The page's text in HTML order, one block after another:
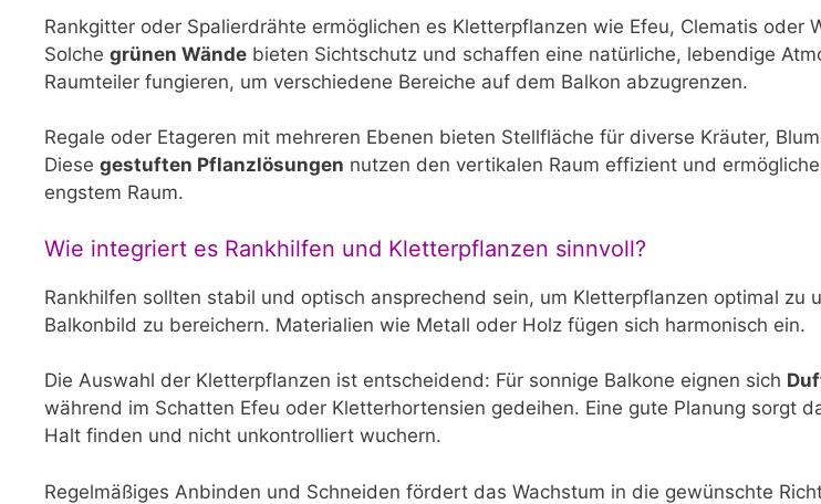
Rankgitter oder Spalierdrähte ermöglichen es Kletterpflanzen wie Efeu, Clematis oder
Solche grünen Wände bieten Sichtschutz und schaffen eine natürliche, lebendige
Raumteiler fungieren, um verschiedene Bereiche auf dem Balkon abzugrenzen.
Regale oder Etageren mit mehreren Ebenen bieten Stellfläche für diverse Kräuter,
Diese gestuften Pflanzlösungen nutzen den vertikalen Raum effizient und
engstem Raum.
Wie integriert es Rankhilfen und Kletterpflanzen sinnvoll?
Rankhilfen sollten stabil und optisch ansprechend sein, um Kletterpflanzen optimal zu
Balkonbild zu bereichern. Materialien wie Metall oder Holz fügen sich harmonisch ein.
Die Auswahl der Kletterpflanzen ist entscheidend: Für sonnige Balkone eignen sich
während im Schatten Efeu oder Kletterhortensien gedeihen. Eine gute Planung sorgt
Halt finden und nicht unkontrolliert wuchern.
Regelmäßiges Anbinden und Schneiden fördert das Wachstum in die gewünschte